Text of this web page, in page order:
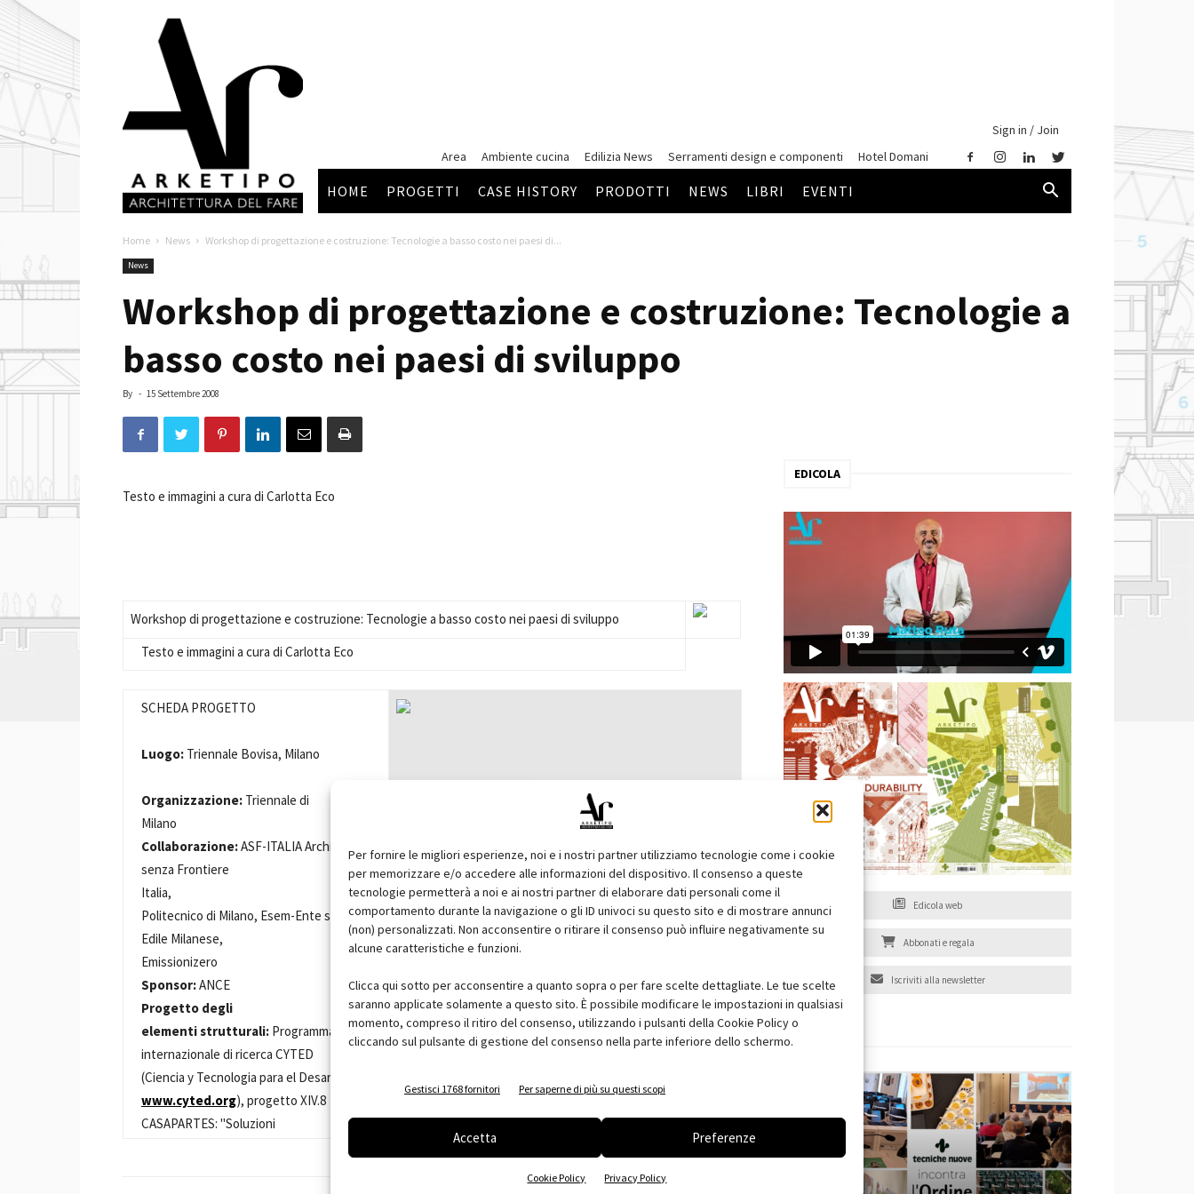
Per fornire le migliori esperienze, noi e i nostri partner utilizziamo tecnologie come i cookie
per memorizzare e/o accedere alle informazioni del dispositivo. Il consenso a queste
tecnologie permetterà a noi e ai nostri partner di elaborare dati personali come il
comportamento durante la navigazione o gli ID univoci su questo sito e di mostrare annunci
(non) personalizzati. Non acconsentire o ritirare il consenso può influire negativamente su
alcune caratteristiche e funzioni.
Clicca qui sotto per acconsentire a quanto sopra o per fare scelte dettagliate. Le tue scelte
saranno applicate solamente a questo sito. È possibile modificare le impostazioni in qualsiasi
momento, compreso il ritiro del consenso, utilizzando i pulsanti della Cookie Policy o
cliccando sul pulsante di gestione del consenso nella parte inferiore dello schermo.
Gestisci 1768 fornitori Per saperne di più su questi scopi
Accetta Preferenze
Cookie Policy Privacy Policy
Arketipo
Sign in / Join
Area
Ambiente cucina Edilizia News Serramenti design e componenti Hotel Domani
HOME PROGETTI CASE HISTORY PRODOTTI NEWS LIBRI EVENTI
Home News Workshop di progettazione e costruzione: Tecnologie a basso costo nei paesi di...
News
Workshop di progettazione e costruzione: Tecnologie a
basso costo nei paesi di sviluppo
By - 15 Settembre 2008
Testo e immagini a cura di Carlotta Eco
Workshop di progettazione e costruzione: Tecnologie a basso costo nei paesi di sviluppo
Testo e immagini a cura di Carlotta Eco
SCHEDA PROGETTO
Luogo: Triennale Bovisa, Milano
Organizzazione: Triennale di
Milano
Collaborazione:ASF-ITALIA Architetti
senza Frontiere
Italia,
Politecnico di Milano, Esem-Ente scuola
Edile Milanese,
Emissionizero
Sponsor:ANCE
Progetto degli
elementi strutturali: Programma
internazionale di ricerca CYTED
(Ciencia y Tecnologia para el Desarrollo -
www.cyted.org), progetto XIV.8
CASAPARTES: "Soluzioni
EDICOLA
Edicola web
Abbonati e regala
Iscriviti alla newsletter